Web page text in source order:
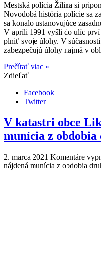
Mestská polícia Žilina si
Novodobá história polície sa
sa konalo ustanovujúce
V apríli 1991 vyšli do ulíc prví
plniť svoje úlohy. V
zabezpečujú úlohy najmä v
Prečítať viac »
Zdieľať
Facebook
Twitter
V katastri obce
munícia z
2. marca 2021 Komentáre
nájdená munícia z obdobia